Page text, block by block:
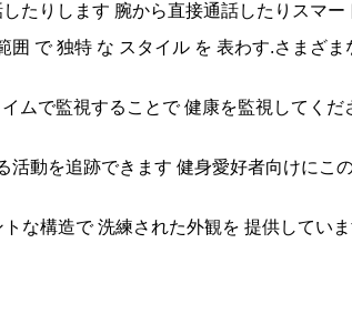
たりします 腕から直接通話したりスマ
囲 で 独特 な スタイル を 表わす.さまざ
ムで監視することで 健康を監視してく
活動を追跡できます 健身愛好者向けにこ
な構造で 洗練された外観を 提供してい